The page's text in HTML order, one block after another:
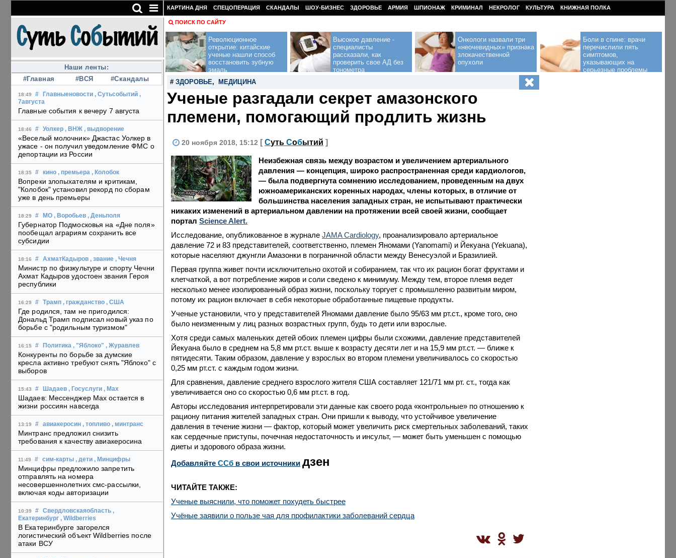
Наши ленты:
#Главная
#ВСЯ #Скандалы
18:49 # Главныеновости , Сутьсобытий ,
7августа
Главные события к вечеру 7 августа
18:46 # Уолкер , ВНЖ , выдворение
«Веселый молочник» Джастас Уолкер в
ужасе - он получил уведомление ФМС о
депортации из России
18:35 # кино , премьера , Колобок
Вопреки злопыхателям и критикам,
"Колобок" установил рекорд по сборам
уже в день премьеры
18:29 # МО , Воробьев , Деньполя
Губернатор Подмосковья на «Дне поля»
пообещал аграриям сохранить все
субсидии
18:16 # АхматКадыров , звание , Чечня
Министр по физкультуре и спорту Чечни
Ахмат Кадыров удостоен звания Героя
республики
16:29 # Трамп , гражданство , США
Где родился, там не пригодился:
Дональд Трамп подписал новый указ по
борьбе с "родильным туризмом"
16:15 # Политика , "Яблоко" , Журавлев
Конкуренты по борьбе за думские
кресла активно требуют снять "Яблоко" с
выборов
15:43 # Шадаев , Госуслуги , Max
Шадаев: Мессенджер Max остается в
жизни россиян навсегда
13:19 # авиакеросин , топливо , минтранс
Минтранс предложил снизить
требования к качеству авиакеросина
11:49 # сим-карты , дети , Минцифры
Минцифры предложило запретить
отправлять на номера
несовершеннолетних смс-рассылки,
включая коды авторизации
10:39 # Свердловскаяобласть ,
Екатеринбург , Wildberries
В Екатеринбурге загорелся
логистический объект Wildberries после
атаки ВСУ
КАРТИНА ДНЯ СПЕЦОПЕРАЦИЯ СКАНДАЛЫ ШОУ-БИЗНЕС ЗДОРОВЬЕ АРМИЯ ШПИОНАЖ КРИМИНАЛ НЕКРОЛОГ КУЛЬТУРА КНИЖНАЯ ПОЛКА
ПОИСК ПО САЙТУ
Революционное
открытие: китайские
ученые нашли способ
восстановить зубную
эмаль
Высокое давление -
специалисты
рассказали, как
проверить свое АД без
тонометра
Онкологи назвали три
«неочевидных» признака
злокачественной
опухоли
Боли в спине: врачи
перечислили пять
симптомов,
указывающих на
серьезные проблемы
# ЗДОРОВЬЕ, МЕДИЦИНА
Ученые разгадали секрет амазонского
племени, помогающий продлить жизнь
20 ноября 2018, 15:12 [ Суть Событий ]
стоп-кадр YouTube
Неизбежная связь между возрастом и увеличением артериального
давления — концепция, широко распространенная среди кардиологов,
— была подвергнута сомнению исследованием, проведенным на двух
южноамериканских коренных народах, члены которых, в отличие от
большинства населения западных стран, не испытывают практически
никаких изменений в артериальном давлении на протяжении всей своей жизни, сообщает
портал Science Alert.
Исследование, опубликованное в журнале JAMA Cardiology, проанализировало артериальное
давление 72 и 83 представителей, соответственно, племен Яномами (Yanomami) и Йекуана (Yekuana),
которые населяют джунгли Амазонки в пограничной области между Венесуэлой и Бразилией.
Первая группа живет почти исключительно охотой и собиранием, так что их рацион богат фруктами и
клетчаткой, а вот потребление жиров и соли сведено к минимуму. Между тем, второе племя ведет
несколько менее изолированный образ жизни, поскольку торгует с промышленно развитым миром,
потому их рацион включает в себя некоторые обработанные пищевые продукты.
Ученые установили, что у представителей Яномами давление было 95/63 мм рт.ст., кроме того, оно
было неизменным у лиц разных возрастных групп, будь то дети или взрослые.
Хотя среди самых маленьких детей обоих племен цифры были схожими, давление представителей
Йекуана было в среднем на 5,8 мм рт.ст. выше к возрасту десяти лет и на 15,9 мм рт.ст. — ближе к
пятидесяти. Таким образом, давление у взрослых во втором племени увеличивалось со скоростью
0,25 мм рт.ст. с каждым годом жизни.
Для сравнения, давление среднего взрослого жителя США составляет 121/71 мм рт. ст., тогда как
увеличивается оно со скоростью 0,6 мм рт.ст. в год.
Авторы исследования интерпретировали эти данные как своего рода «контрольные» по отношению к
рациону питания жителей западных стран. Они пришли к выводу, что устойчивое увеличение
давления в течение жизни — фактор, который может увеличить риск смертельных заболеваний, таких
как сердечные приступы, почечная недостаточность и инсульт, — может быть уменьшен с помощью
диеты и здорового образа жизни.
Добавляйте CСб в свои источники дзен
ЧИТАЙТЕ ТАКЖЕ:
Ученые выяснили, что поможет похудеть быстрее
Учёные заявили о пользе чая для профилактики заболеваний сердца